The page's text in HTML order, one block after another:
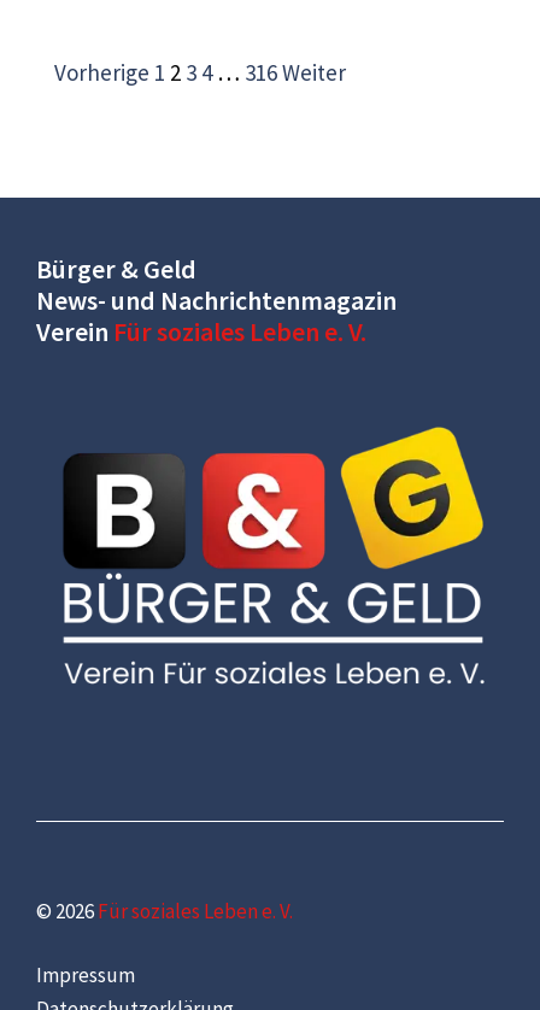
Vorherige 1 2 3 4 … 316Weiter
Bürger & Geld
News- und Nachrichtenmagazin
Verein Für soziales Leben e. V.
© 2026Für soziales Leben e. V.
Impressum